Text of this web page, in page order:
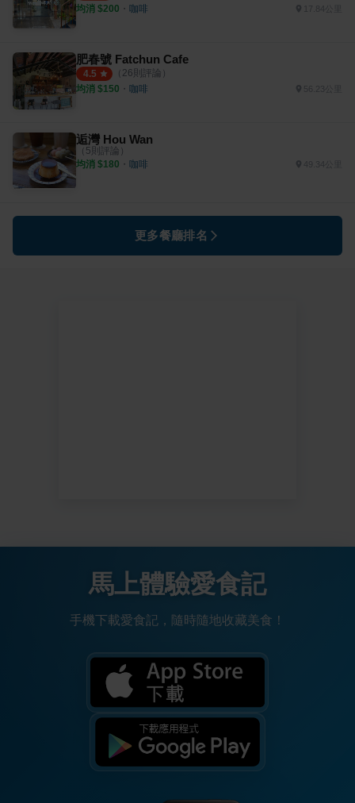
均消 $200 ・ 咖啡 17.84公里
肥春號 Fatchun Cafe
4.5 （ 26則評論）
均消 $150 ・ 咖啡 56.23公里
逅灣 Hou Wan
（ 5則評論）
均消 $180 ・ 咖啡 49.34公里
更多餐廳排名
馬上體驗愛食記
手機下載愛食記，隨時隨地收藏美食！